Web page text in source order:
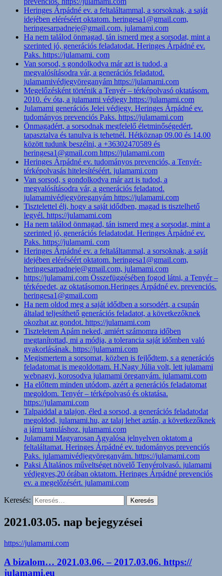
Heringes Árpádné ev. a feltaláltammal, a sorsoknak, a saját
idejében eléréséért oktatom. heringesa1@gmail.com,
heringesarpadneje@gmail.com, julamami.com
Ha nem találod önmagad, tán ismerd meg a sorsodat, mint a
szerinted jó, generációs feladatodat. Heringes Árpádné ev.
Paks. https://julamami. com
Van sorsod, s gondolkodva már azt is tudod, a
megvalósításodra vár, a generációs feladatod.
julamamivédjegyöreganyám https://julamami.com
Megelőzésként történik a Tenyér – térképolvasó oktatásom.
2010. év óta, a julamami védjegy https://julamami.com
Julamami generációs Jelei védjegy. Heringes Árpádné ev.
tudományos prevenciós Paks. https://julamami.com
Önmagadért, a sorsodnak megfelelő életminőségedért,
tapasztalva és tanulva is tehetnél. Hétköznap 09.00 és 14.00
között tudunk beszélni, a +36302470589 és
heringesa1@gmail.com https://julamami.com
Heringes Árpádné ev. tudományos prevenciós, a Tenyér-
térképolvasás hitelesítéséért. julamami.com
Van sorsod, s gondolkodva már azt is tudod, a
megvalósításodra vár, a generációs feladatod.
julamamivédjegyöreganyám https://julamami.com
Tisztelettel élj, hogy a saját idődben, magad is tisztelhető
legyél. https://julamami.com
Ha nem találod önmagad, tán ismerd meg a sorsodat, mint a
szerinted jó, generációs feladatodat. Heringes Árpádné ev.
Paks. https://julamami. com
Heringes Árpádné ev. a feltaláltammal, a sorsoknak, a saját
idejében eléréséért oktatom. heringesa1@gmail.com,
heringesarpadneje@gmail.com, julamami.com
https://julamami.com Összefüggésében fogod látni, a Tenyér –
térképedet, az oktatásomon.Heringes Árpádné ev. prevenciós.
heringesa1@gmail.com
Ha nem oldod meg a saját idődben a sorsodért, a csupán
általad teljesíthető generációs feladatot, a következőknek
okozhat az gondot. https://julamami.com
Tiszteletem Apám neked, amiért számomra időben
megtanítottad, mi a módja, a tolerancia saját időmben való
gyakorlásának. https://julamami.com
Megismertem a sorsomat, közben is fejlődtem, s a generációs
feladatomat is megoldottam. H.Nagy Júlia volt, lett julamami
webnagyi, korosodva julamami öreganyám. julamami.com
Ha előttem minden utódom, azért a generációs feladatomat
megoldom. Tenyér – térképolvasó és oktatása.
https://julamami.com
Talpaiddal a talajon, éled a sorsod, a generációs feladatodat
megoldod, julamami.hu, az talaj lehet aztán, a következőknek
a járni tanuláshoz. julamami.com
Julamami Magyarosan Agyalósa jelnyelven oktatom a
feltaláltamat. Heringes Árpádné ev. tudományos prevenciós
Paks. julamamivédjegyöreganyám. https://julamami.com
Paksi Általános műveltséget növelő Tenyérolvasó. julamami
védjegyes,20 órában oktatom. Heringes Árpádné prevenciós
ev. a megelőzésért. julamami.com
Keresés:
2021.03.05. nap bejegyzései
https://julamami.com
A bizalom… 2021.03.06. – 2017.03.06. https://
julamami.eu